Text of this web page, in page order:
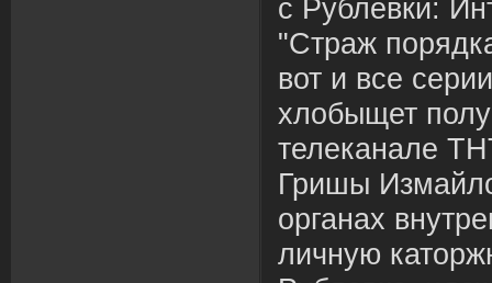
с Рублевки:
"Страж
вот и все
хлобыщет
телеканале
Гришы
органах
личную